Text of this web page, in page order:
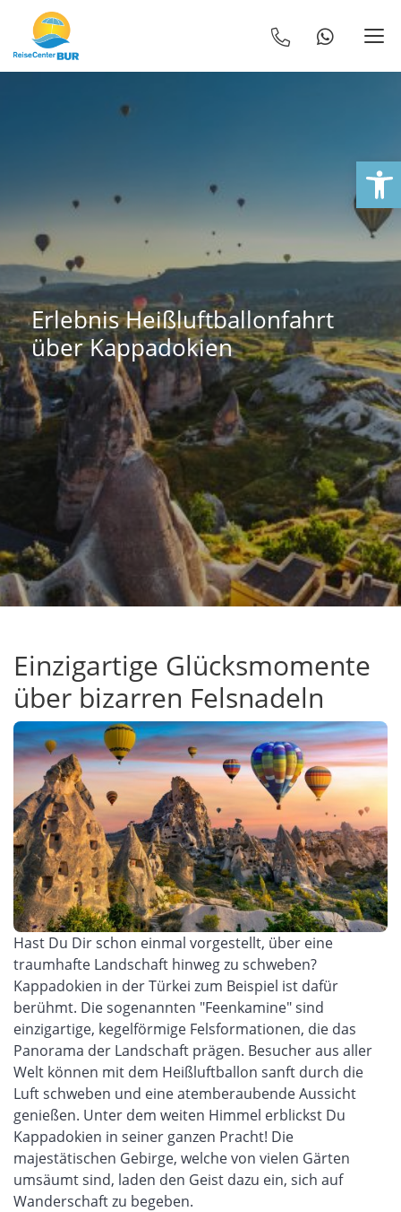
Erlebnis Heißluftballonfahrt
über Kappadokien
Einzigartige Glücksmomente
über bizarren Felsnadeln
Hast Du Dir schon einmal vorgestellt, über eine
traumhafte Landschaft hinweg zu schweben?
Kappadokien in der Türkei zum Beispiel ist dafür
berühmt. Die sogenannten "Feenkamine" sind
einzigartige, kegelförmige Felsformationen, die das
Panorama der Landschaft prägen. Besucher aus aller
Welt können mit dem Heißluftballon sanft durch die
Luft schweben und eine atemberaubende Aussicht
genießen. Unter dem weiten Himmel erblickst Du
Kappadokien in seiner ganzen Pracht! Die
majestätischen Gebirge, welche von vielen Gärten
umsäumt sind, laden den Geist dazu ein, sich auf
Wanderschaft zu begeben.